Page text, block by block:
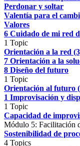
Perdonar y soltar
Valentía para el
Valores
6 Cuidado de mi red
1 Topic
Orientación a la red
7 Orientación a la
8 Diseño del futuro
1 Topic
Orientación al futuro
1 Improvisación y
1 Topic
Capacidad de
Módulo 5: Facilitación
Sostenibilidad de
4 Topics